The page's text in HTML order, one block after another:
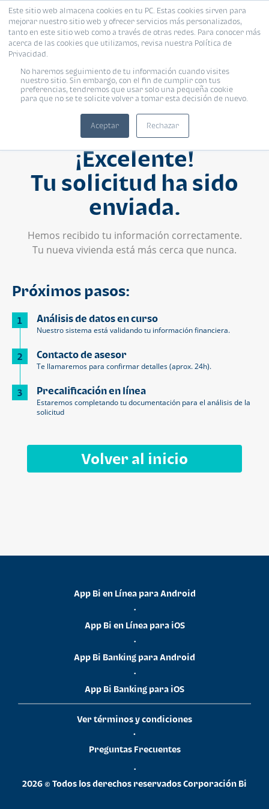
Este sitio web almacena cookies en tu PC. Estas cookies sirven para
mejorar nuestro sitio web y ofrecer servicios más personalizados,
tanto en este sitio web como a través de otras redes. Para conocer más
acerca de las cookies que utilizamos, revisa nuestra Política de
Privacidad.
No haremos seguimiento de tu información cuando visites
nuestro sitio. Sin embargo, con el fin de cumplir con tus
preferencias, tendremos que usar solo una pequeña cookie
para que no se te solicite volver a tomar esta decisión de nuevo.
Aceptar Rechazar
¡Excelente!
Tu solicitud ha sido
enviada.
Hemos recibido tu información correctamente.
Tu nueva vivienda está más cerca que nunca.
Próximos pasos:
1 Análisis de datos en curso
Nuestro sistema está validando tu información financiera.
2 Contacto de asesor
Te llamaremos para confirmar detalles (aprox. 24h).
3 Precalificación en línea
Estaremos completando tu documentación para el análisis de la
solicitud
Volver al inicio
App Bi en Línea para Android
•
App Bi en Línea para iOS
•
App Bi Banking para Android
•
App Bi Banking para iOS
Ver términos y condiciones
•
Preguntas Frecuentes
•
2026 © Todos los derechos reservados Corporación Bi